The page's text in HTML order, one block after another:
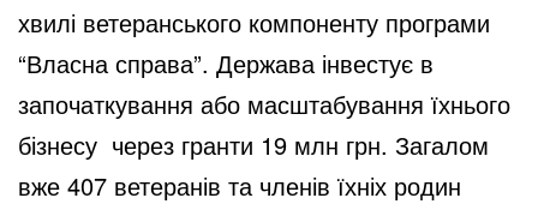
хвилі ветеранського компоненту програми
“Власна справа”. Держава інвестує в
започаткування або масштабування їхнього
бізнесу через гранти 19 млн грн. Загалом
вже 407 ветеранів та членів їхніх родин